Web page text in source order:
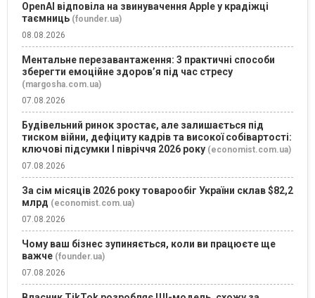
OpenAI відповіла на звинувачення Apple у крадіжці
таємниць (founder.ua)
08.08.2026
Ментальне перезавантаження: 3 практичні способи
зберегти емоційне здоров’я під час стресу
(margosha.com.ua)
07.08.2026
Будівельний ринок зростає, але залишається під
тиском війни, дефіциту кадрів та високої собівартості:
ключові підсумки І півріччя 2026 року (economist.com.ua)
07.08.2026
За сім місяців 2026 року товарообіг України склав $82,2
млрд (economist.com.ua)
07.08.2026
Чому ваш бізнес зупиняється, коли ви працюєте ще
важче (founder.ua)
07.08.2026